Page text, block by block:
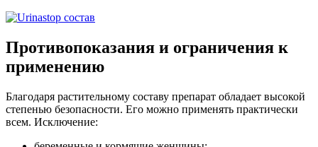
Противопоказания и ограничения к
применению
Благодаря растительному составу препарат обладает высокой
степенью безопасности. Его можно применять практически
всем. Исключение: